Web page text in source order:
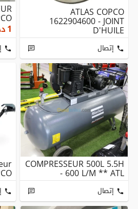
ATLAS COPCO
1622904600 - JOINT
D'HUILE
إتصال
1
COMPRESSEUR 500L 5.5H
- 600 L/M ** ATL
إتصال